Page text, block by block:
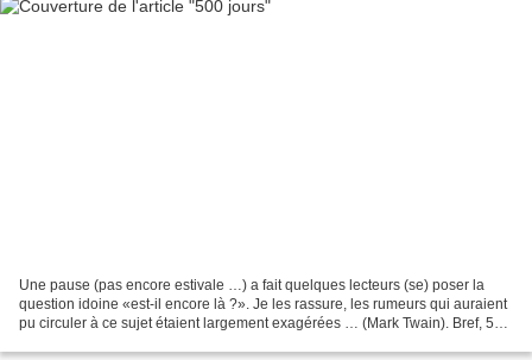
Une pause (pas encore estivale …) a fait quelques lecteurs (se) poser la
question idoine «est-il encore là ?». Je les rassure, les rumeurs qui auraient
pu circuler à ce sujet étaient largement exagérées … (Mark Twain). Bref, 500